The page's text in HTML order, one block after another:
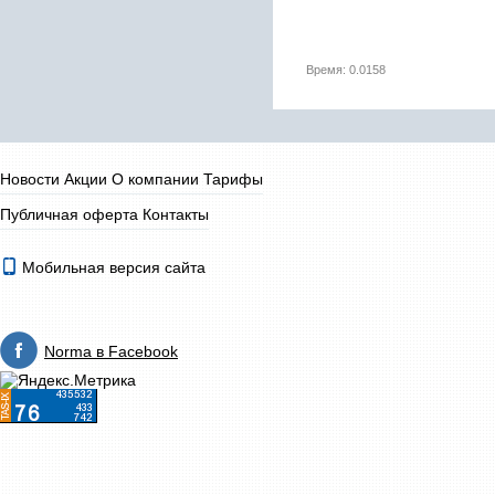
Время: 0.0158
Новости Акции О компании Тарифы
Публичная оферта Контакты
Мобильная версия сайта
Norma в Facebook